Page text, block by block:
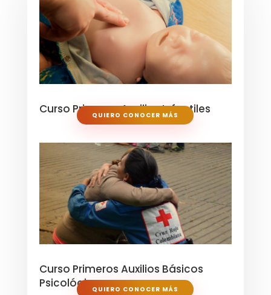
Curso Primeros Auxilios Infantiles
QUIERO CONOCER MÁS
Curso Primeros Auxilios Básicos
PsicológicosQUIERO CONOCER MÁS